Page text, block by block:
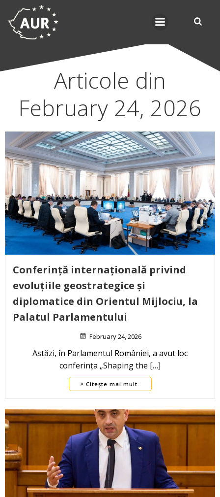
Articole din
February 24, 2026
Conferință internațională privind
evoluțiile geostrategice și
diplomatice din Orientul Mijlociu, la
Palatul Parlamentului
February 24, 2026
Astăzi, în Parlamentul României, a avut loc
conferința „Shaping the […]
Citește mai mult..